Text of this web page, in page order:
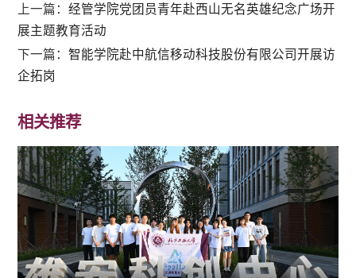
上一篇：经管学院党团员青年赴西山无名英雄纪念广场开
展主题教育活动
下一篇：智能学院赴中航信移动科技股份有限公司开展访
企拓岗
相关推荐